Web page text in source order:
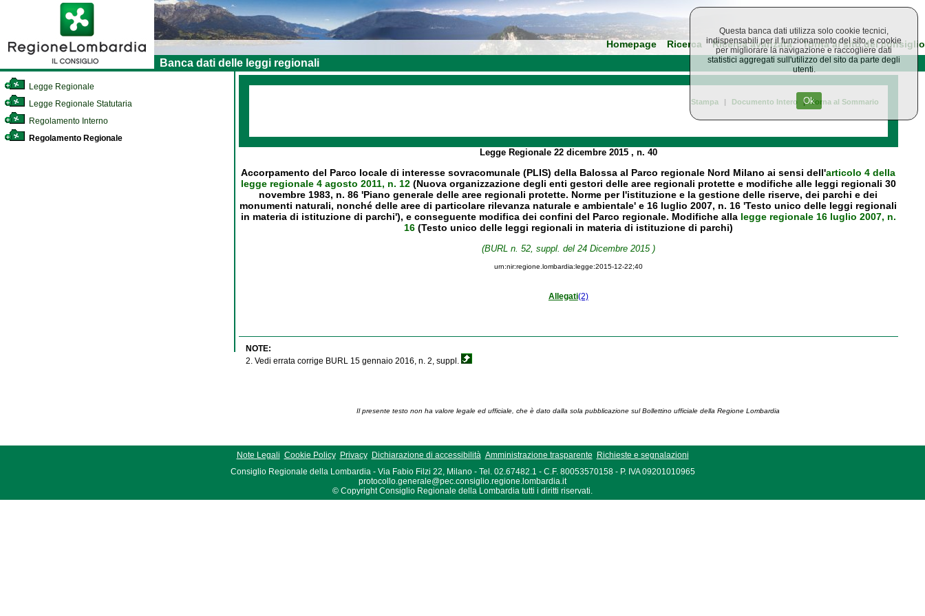
Homepage Ricerca Ricerca avanzata Torna al sito del consiglio
Banca dati delle leggi regionali
Legge Regionale
Legge Regionale Statutaria
Regolamento Interno
Regolamento Regionale
Stampa | Documento Intero | Torna al Sommario
Legge Regionale 22 dicembre 2015 , n. 40
Accorpamento del Parco locale di interesse sovracomunale (PLIS) della Balossa al Parco regionale Nord Milano ai sensi dell'articolo 4 della
legge regionale 4 agosto 2011, n. 12(Nuova organizzazione degli enti gestori delle aree regionali protette e modifiche alle leggi regionali 30
novembre 1983, n. 86 'Piano generale delle aree regionali protette. Norme per l'istituzione e la gestione delle riserve, dei parchi e dei
monumenti naturali, nonché delle aree di particolare rilevanza naturale e ambientale' e 16 luglio 2007, n. 16 'Testo unico delle leggi regionali
in materia di istituzione di parchi'), e conseguente modifica dei confini del Parco regionale. Modifiche alla legge regionale 16 luglio 2007, n.
16(Testo unico delle leggi regionali in materia di istituzione di parchi)
(BURL n. 52, suppl. del 24 Dicembre 2015 )
urn:nir:regione.lombardia:legge:2015-12-22;40
Allegati(2)
NOTE:
2. Vedi errata corrige BURL 15 gennaio 2016, n. 2, suppl.
Il presente testo non ha valore legale ed ufficiale, che è dato dalla sola pubblicazione sul Bollettino ufficiale della Regione Lombardia
Note Legali Cookie Policy Privacy Dichiarazione di accessibilità Amministrazione trasparente
Richieste e segnalazioni
Consiglio Regionale della Lombardia - Via Fabio Filzi 22, Milano - Tel. 02.67482.1 - C.F. 80053570158 - P. IVA 09201010965
protocollo.generale@pec.consiglio.regione.lombardia.it
© Copyright Consiglio Regionale della Lombardia tutti i diritti riservati.
Questa banca dati utilizza solo cookie tecnici,
indispensabili per il funzionamento del sito, e cookie
per migliorare la navigazione e raccogliere dati
statistici aggregati sull'utilizzo del sito da parte degli
utenti.
Ok